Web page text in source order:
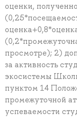
оценки,
просмотре); 2)
за активность
экосистемы
пунктом 14
промежуточной
успеваемости